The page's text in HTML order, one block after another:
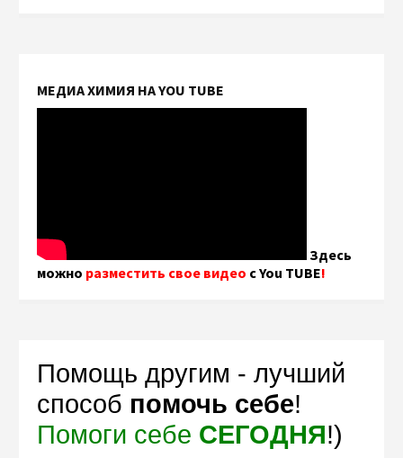
МЕДИА ХИМИЯ НА YOU TUBE
Здесь
можно разместить свое видео с You TUBE!
Помощь другим - лучший
способ помочь себе!
Помоги себе СЕГОДНЯ!)